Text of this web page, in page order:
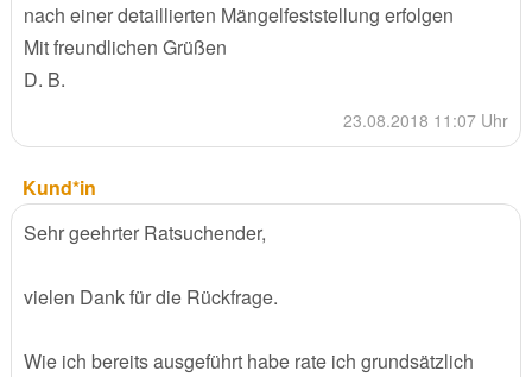
nach einer detaillierten Mängelfeststellung erfolgen
Mit freundlichen Grüßen
D. B.
23.08.2018 11:07 Uhr
Kund*in
Sehr geehrter Ratsuchender,
vielen Dank für die Rückfrage.
Wie ich bereits ausgeführt habe rate ich grundsätzlich